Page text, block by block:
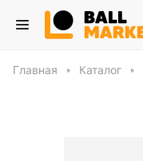
Главная Каталог